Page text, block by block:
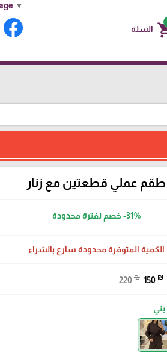
▼
السلة
طقم عملي قطعتين مع زنار
-31% خصم لفترة محدودة
الكمية المتوفرة محدودة سارع بالشراء
220 ₪ 150 ₪
بني